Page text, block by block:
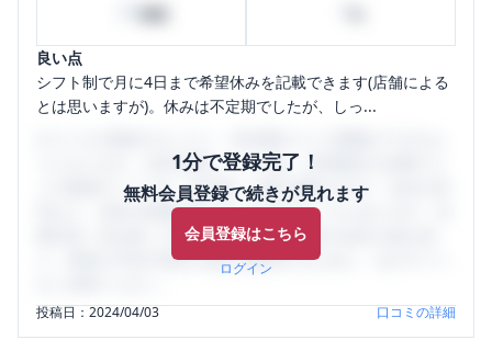
良い点
シフト制で月に4日まで希望休みを記載できます(店舗による
とは思いますが)。休みは不定期でしたが、しっ...
1分で登録完了！
無料会員登録で続きが見れます
会員登録はこちら
ログイン
うになります。SHEHUB(シーハブ)は、女性限定の企業口コ
ミの投稿サイトです。給与面・女性の働きやすさ・会社の評
判など、女性の転職は気にすべき点がたくさんあります。先
輩社員（元社員）の口コミを通して、本当の会社の姿を知
り、将来の不安や現在の悩みを解消するために、ぜひサイト
投稿日：2024/04/03 口コミの詳細